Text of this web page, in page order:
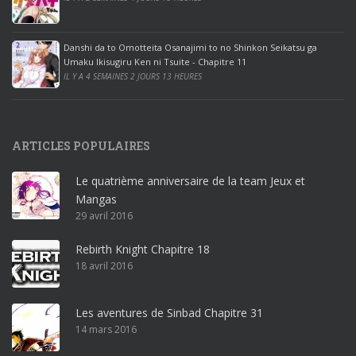
c
e
2
0
1
r
o
ff
i
c
e
3
r
Danshi da to Omotteita Osanajimi to no Shinkon Seikatsu ga
Umaku Ikisugiru Ken ni Tsuite - Chapitre 11
IL Y A 4 SEMAINES 2 JOURS 13 HEURES
ARTICLES POPULAIRES
Le quatrième anniversaire de la team Jeux et
Mangas
29 avril 2016
Rebirth Knight Chapitre 18
18 avril 2016
Les aventures de Sinbad Chapitre 31
14 mars 2016